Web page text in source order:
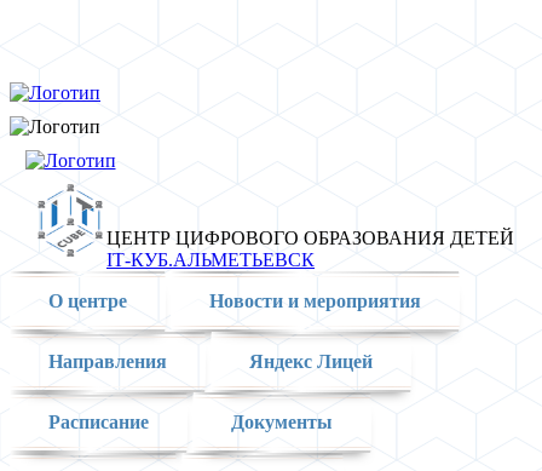
ЦЕНТР ЦИФРОВОГО ОБРАЗОВАНИЯ ДЕТЕЙ
IT‑КУБ.АЛЬМЕТЬЕВСК
О центре
Новости и мероприятия
Направления Яндекс Лицей
Расписание Документы